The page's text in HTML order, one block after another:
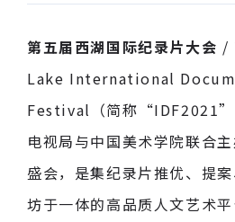
第五届西湖国际纪录片大会 /
Lake International
Festival（简称“IDF2021”
电视局与中国美术学院联合
盛会，是集纪录片推优、提
坊于一体的高品质人文艺术